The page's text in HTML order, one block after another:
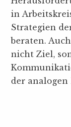
in
Strategien
beraten.
nicht Ziel,
der analogen